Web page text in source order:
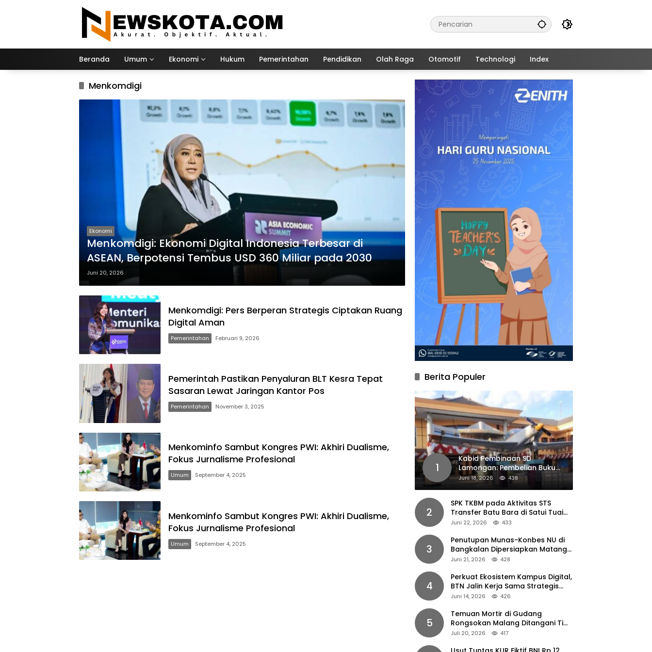
Beranda Umum Ekonomi Hukum Pemerintahan Pendidikan Olah Raga Otomotif Technologi Index
Menkomdigi
Ekonomi
Menkomdigi: Ekonomi Digital Indonesia Terbesar di
ASEAN, Berpotensi Tembus USD 360 Miliar pada 2030
Juni 20, 2026
Menkomdigi: Pers Berperan Strategis Ciptakan Ruang
Digital Aman
Pemerintahan Februari 9, 2026
Pemerintah Pastikan Penyaluran BLT Kesra Tepat
Sasaran Lewat Jaringan Kantor Pos
Pemerintahan November 3, 2025
Menkominfo Sambut Kongres PWI: Akhiri Dualisme,
Fokus Jurnalisme Profesional
Umum September 4, 2025
Menkominfo Sambut Kongres PWI: Akhiri Dualisme,
Fokus Jurnalisme Profesional
Umum September 4, 2025
Berita Populer
1
Kabid Pembinaan SD
Lamongan: Pembelian Buku
Pendamping Tidak Boleh
Dipaksakan
Juni 18, 2026 438
2
SPK TKBM pada Aktivitas STS
Transfer Batu Bara di Satui Tuai
Sorotan
Juni 22, 2026 433
3
Penutupan Munas-Konbes NU di
Bangkalan Dipersiapkan Matang,
Gus Ipul Turun Tangan
Juni 21, 2026 428
4
Perkuat Ekosistem Kampus Digital,
BTN Jalin Kerja Sama Strategis
dengan UNAIR
Juni 14, 2026 426
5
Temuan Mortir di Gudang
Rongsokan Malang Ditangani Tim
Gegana Polda Jatim
Juli 20, 2026 417